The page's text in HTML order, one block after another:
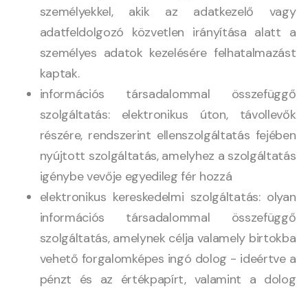
személyekkel, akik az adatkezelő vagy
adatfeldolgozó közvetlen irányítása alatt a
személyes adatok kezelésére felhatalmazást
kaptak.
információs társadalommal összefüggő
szolgáltatás: elektronikus úton, távollevők
részére, rendszerint ellenszolgáltatás fejében
nyújtott szolgáltatás, amelyhez a szolgáltatás
igénybe vevője egyedileg fér hozzá
elektronikus kereskedelmi szolgáltatás: olyan
információs társadalommal összefüggő
szolgáltatás, amelynek célja valamely birtokba
vehető forgalomképes ingó dolog - ideértve a
pénzt és az értékpapírt, valamint a dolog